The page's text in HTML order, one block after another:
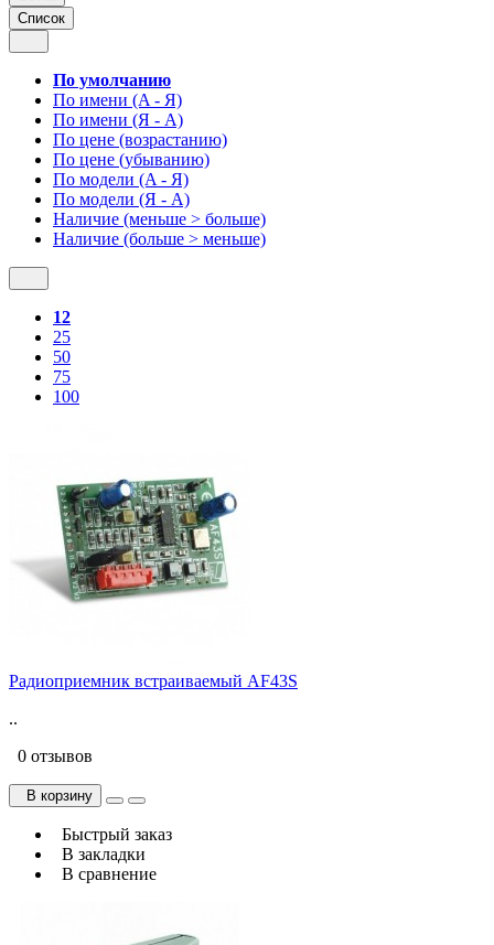
Список
По умолчанию
По имени (A - Я)
По имени (Я - A)
По цене (возрастанию)
По цене (убыванию)
По модели (A - Я)
По модели (Я - A)
Наличие (меньше > больше)
Наличие (больше > меньше)
12
25
50
75
100
Радиоприемник встраиваемый AF43S
..
0 отзывов
В корзину
Быстрый заказ
В закладки
В сравнение